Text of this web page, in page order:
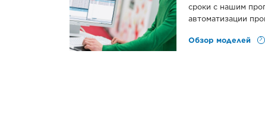
сроки с нашим
автоматизации
Обзор моделей